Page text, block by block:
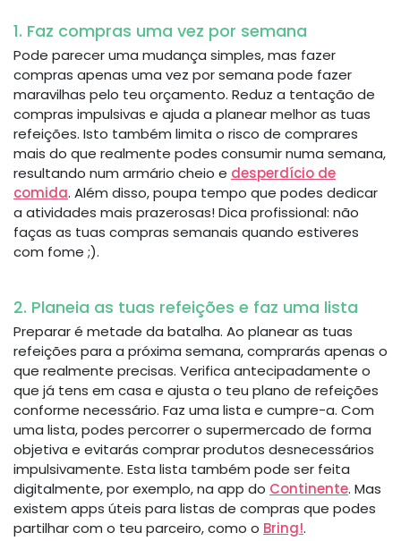
1. Faz compras uma vez por semana
Pode parecer uma mudança simples, mas fazer
compras apenas uma vez por semana pode fazer
maravilhas pelo teu orçamento. Reduz a tentação de
compras impulsivas e ajuda a planear melhor as tuas
refeições. Isto também limita o risco de comprares
mais do que realmente podes consumir numa semana,
resultando num armário cheio e desperdício de
comida. Além disso, poupa tempo que podes dedicar
a atividades mais prazerosas! Dica profissional: não
faças as tuas compras semanais quando estiveres
com fome ;).
2. Planeia as tuas refeições e faz uma lista
Preparar é metade da batalha. Ao planear as tuas
refeições para a próxima semana, comprarás apenas o
que realmente precisas. Verifica antecipadamente o
que já tens em casa e ajusta o teu plano de refeições
conforme necessário. Faz uma lista e cumpre-a. Com
uma lista, podes percorrer o supermercado de forma
objetiva e evitarás comprar produtos desnecessários
impulsivamente. Esta lista também pode ser feita
digitalmente, por exemplo, na app do Continente. Mas
existem apps úteis para listas de compras que podes
partilhar com o teu parceiro, como o Bring!.